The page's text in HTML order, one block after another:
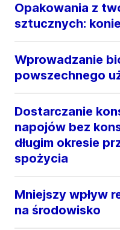
Opakowania z
sztucznych:
Wprowadzanie
powszechnego
Dostarczanie
napojów bez
długim okresie
spożycia
Mniejszy wpływ
na środowisko